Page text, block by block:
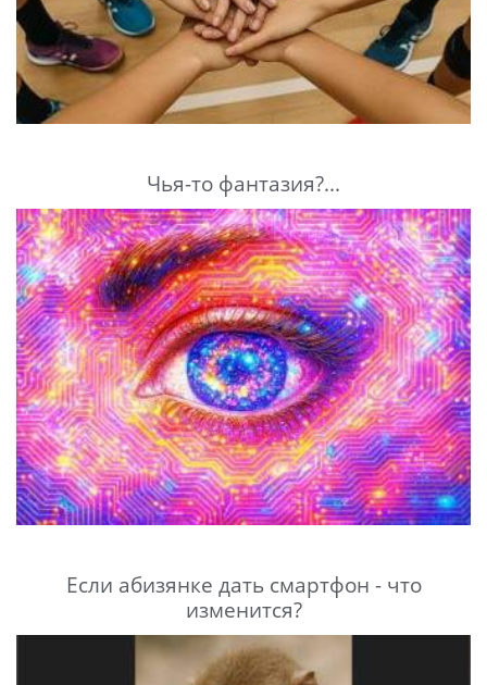
Чья-то фантазия?...
Если абизянке дать смартфон - что
изменится?